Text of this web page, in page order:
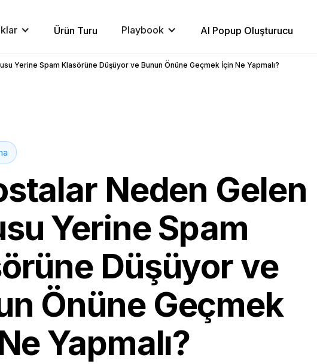
Ürün Turu Playbook AI Popup Oluşturucu
Yerine Spam Klasörüne Düşüyor ve Bunun Önüne Geçmek İçin Ne Yapmalı?
Neden Gelen
Yerine Spam
Düşüyor ve
Önüne Geçmek
Yapmalı?